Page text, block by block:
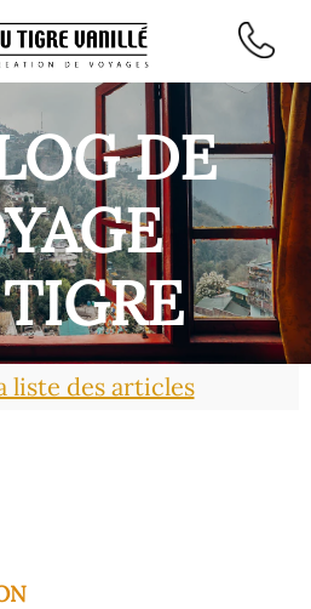
DE
liste des articles